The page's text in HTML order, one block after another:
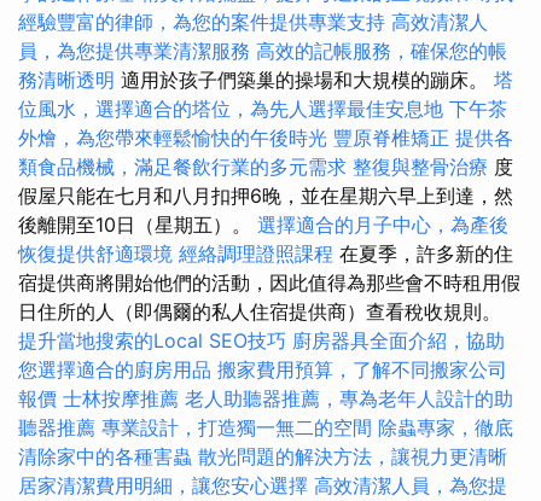
經驗豐富的律師，為您的案件提供專業支持 高效清潔人
員，為您提供專業清潔服務 高效的記帳服務，確保您的帳
務清晰透明 適用於孩子們築巢的操場和大規模的蹦床。 塔
位風水，選擇適合的塔位，為先人選擇最佳安息地 下午茶
外燴，為您帶來輕鬆愉快的午後時光 豐原脊椎矯正 提供各
類食品機械，滿足餐飲行業的多元需求 整復與整骨治療 度
假屋只能在七月和八月扣押6晚，並在星期六早上到達，然
後離開至10日（星期五）。 選擇適合的月子中心，為產後
恢復提供舒適環境 經絡調理證照課程 在夏季，許多新的住
宿提供商將開始他們的活動，因此值得為那些會不時租用假
日住所的人（即偶爾的私人住宿提供商）查看稅收規則。
提升當地搜索的Local SEO技巧 廚房器具全面介紹，協助
您選擇適合的廚房用品 搬家費用預算，了解不同搬家公司
報價 士林按摩推薦 老人助聽器推薦，專為老年人設計的助
聽器推薦 專業設計，打造獨一無二的空間 除蟲專家，徹底
清除家中的各種害蟲 散光問題的解決方法，讓視力更清晰
居家清潔費用明細，讓您安心選擇 高效清潔人員，為您提